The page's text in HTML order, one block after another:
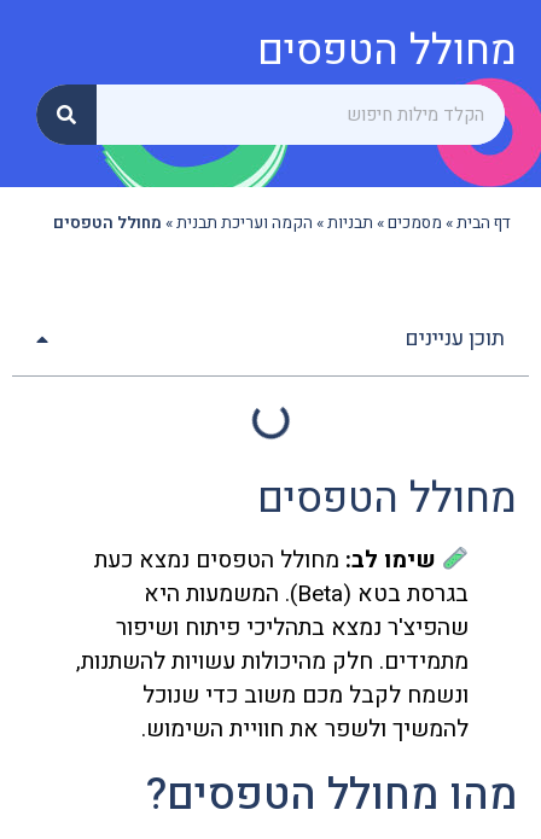
מחולל הטפסים
דף הבית» מסמכים» תבניות» הקמה ועריכת תבנית» מחולל הטפסים
תוכן עניינים
מחולל הטפסים
שימו לב: מחולל הטפסים נמצא כעת
בגרסת בטא (Beta). המשמעות היא
שהפיצ'ר נמצא בתהליכי פיתוח ושיפור
מתמידים. חלק מהיכולות עשויות להשתנות,
ונשמח לקבל מכם משוב כדי שנוכל
להמשיך ולשפר את חוויית השימוש.
מהו מחולל הטפסים?